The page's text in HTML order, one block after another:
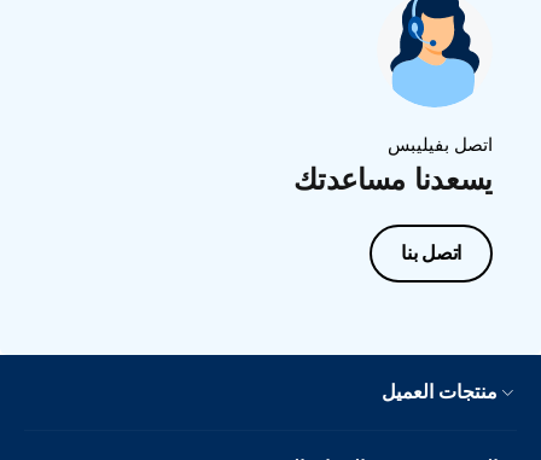
اتصل بفيليبس
يسعدنا مساعدتك
اتصل بنا
منتجات العميل